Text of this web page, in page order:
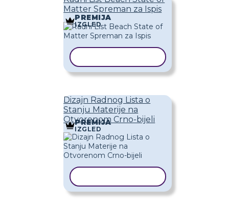
Matter Spreman za Ispis
PREMIJA
IZGLED
Dizajn Radnog Lista o
Stanju Materije na
Otvorenom Crno-bijeli
PREMIJA
IZGLED